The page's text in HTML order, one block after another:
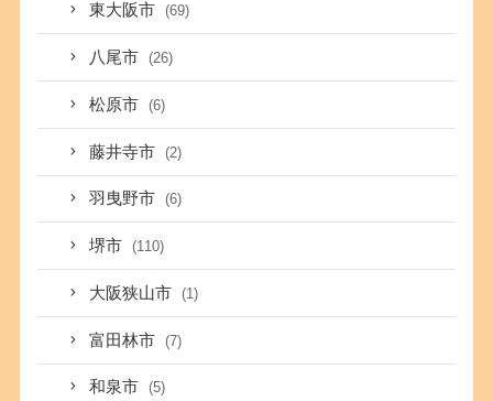
東大阪市 (69)
八尾市 (26)
松原市 (6)
藤井寺市 (2)
羽曳野市 (6)
堺市 (110)
大阪狭山市 (1)
富田林市 (7)
和泉市 (5)